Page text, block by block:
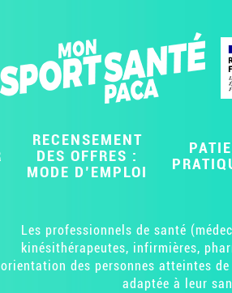
RECENSEMENT
DES OFFRES :
MODE D’EMPLOI
Les professionnels de santé
kinésithérapeutes, infirmières,
des personnes atteintes
adaptée à leur